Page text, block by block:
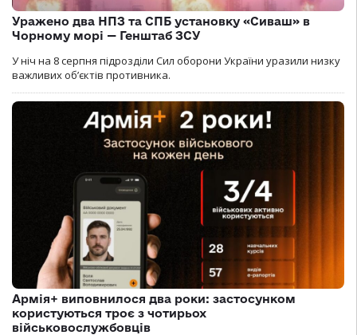
Уражено два НПЗ та СПБ установку «Сиваш» в
Чорному морі — Генштаб ЗСУ
У ніч на 8 серпня підрозділи Сил оборони України уразили низку
важливих об’єктів противника.
Армія+ виповнилося два роки: застосунком
користуються троє з чотирьох
військовослужбовців